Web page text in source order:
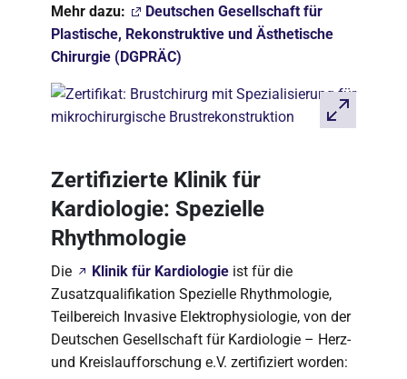
Mehr dazu:
Deutschen Gesellschaft für
Plastische, Rekonstruktive und Ästhetische
Chirurgie (DGPRÄC)
Zertifizierte Klinik für
Kardiologie: Spezielle
Rhythmologie
Die Klinik für Kardiologie ist für die
Zusatzqualifikation Spezielle Rhythmologie,
Teilbereich Invasive Elektrophysiologie, von der
Deutschen Gesellschaft für Kardiologie – Herz-
und Kreislaufforschung e.V. zertifiziert worden: